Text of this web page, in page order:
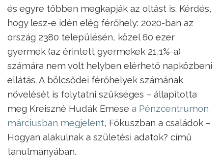
és egyre többen megkapják az oltást is. Kérdés,
hogy lesz-e idén elég férőhely: 2020-ban az
ország 2380 településén, közel 60 ezer
gyermek (az érintett gyermekek 21,1%-a)
számára nem volt helyben elérhető napközbeni
ellátás. A bölcsődei férőhelyek számának
növelését is folytatni szükséges – állapította
meg Kreiszné Hudák Emese a Pénzcentrumon
márciusban megjelent, Fókuszban a családok –
Hogyan alakulnak a születési adatok? című
tanulmányában.